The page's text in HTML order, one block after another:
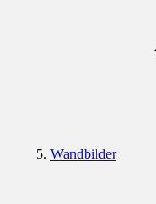
Wandbilder